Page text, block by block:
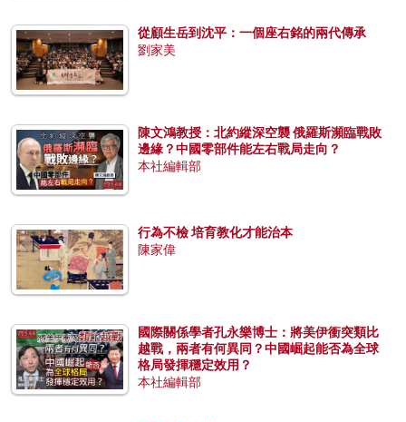
從顧生岳到沈平：一個座右銘的兩代傳承
劉家美
陳文鴻教授：北約縱深空襲 俄羅斯瀕臨戰敗
邊緣？中國零部件能左右戰局走向？
本社編輯部
行為不檢 培育教化才能治本
陳家偉
國際關係學者孔永樂博士：將美伊衝突類比
越戰，兩者有何異同？中國崛起能否為全球
格局發揮穩定效用？
本社編輯部